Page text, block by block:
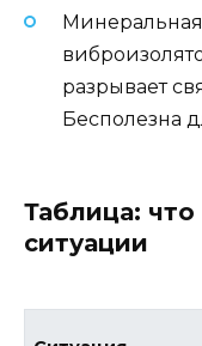
разрывает
Бесполезна
Таблица:
ситуации